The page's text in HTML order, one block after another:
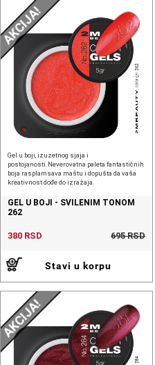
AKCIJA!
Gel u boji, izuzetnog sjaja i
postojanosti.Neverovatna paleta fantastičnih
boja rasplamsava maštu i dopušta da vaša
kreativnost dođe do izražaja.
GEL U BOJI - SVILENIM TONOM
262
380 RSD 695 RSD
Stavi u korpu
AKCIJA!